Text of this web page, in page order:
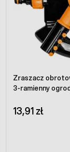
Zraszacz
3-ramienny
13,91 zł